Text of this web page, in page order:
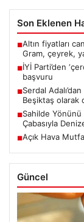
Son Eklenen
■Altın fiyatları
Gram, çeyrek,
■İYİ Parti’den
başvuru
■Serdal
Beşiktaş olarak
■Sahilde
Çabasıyla
■Açık Hava
Güncel